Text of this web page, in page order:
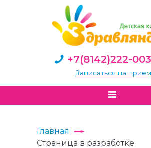
+7(8142)222-003
Записаться на прием
Главная
Страница в разработке